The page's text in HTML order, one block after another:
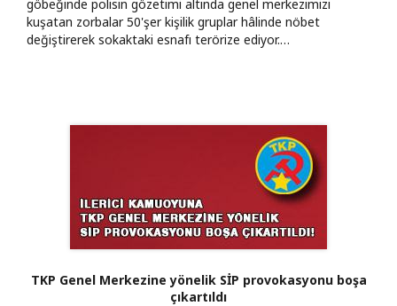
göbeğinde polisin gözetimi altında genel merkezimizi
kuşatan zorbalar 50'şer kişilik gruplar hâlinde nöbet
değiştirerek sokaktaki esnafı terörize ediyor.…
TKP Genel Merkezine yönelik SİP provokasyonu boşa
çıkartıldı